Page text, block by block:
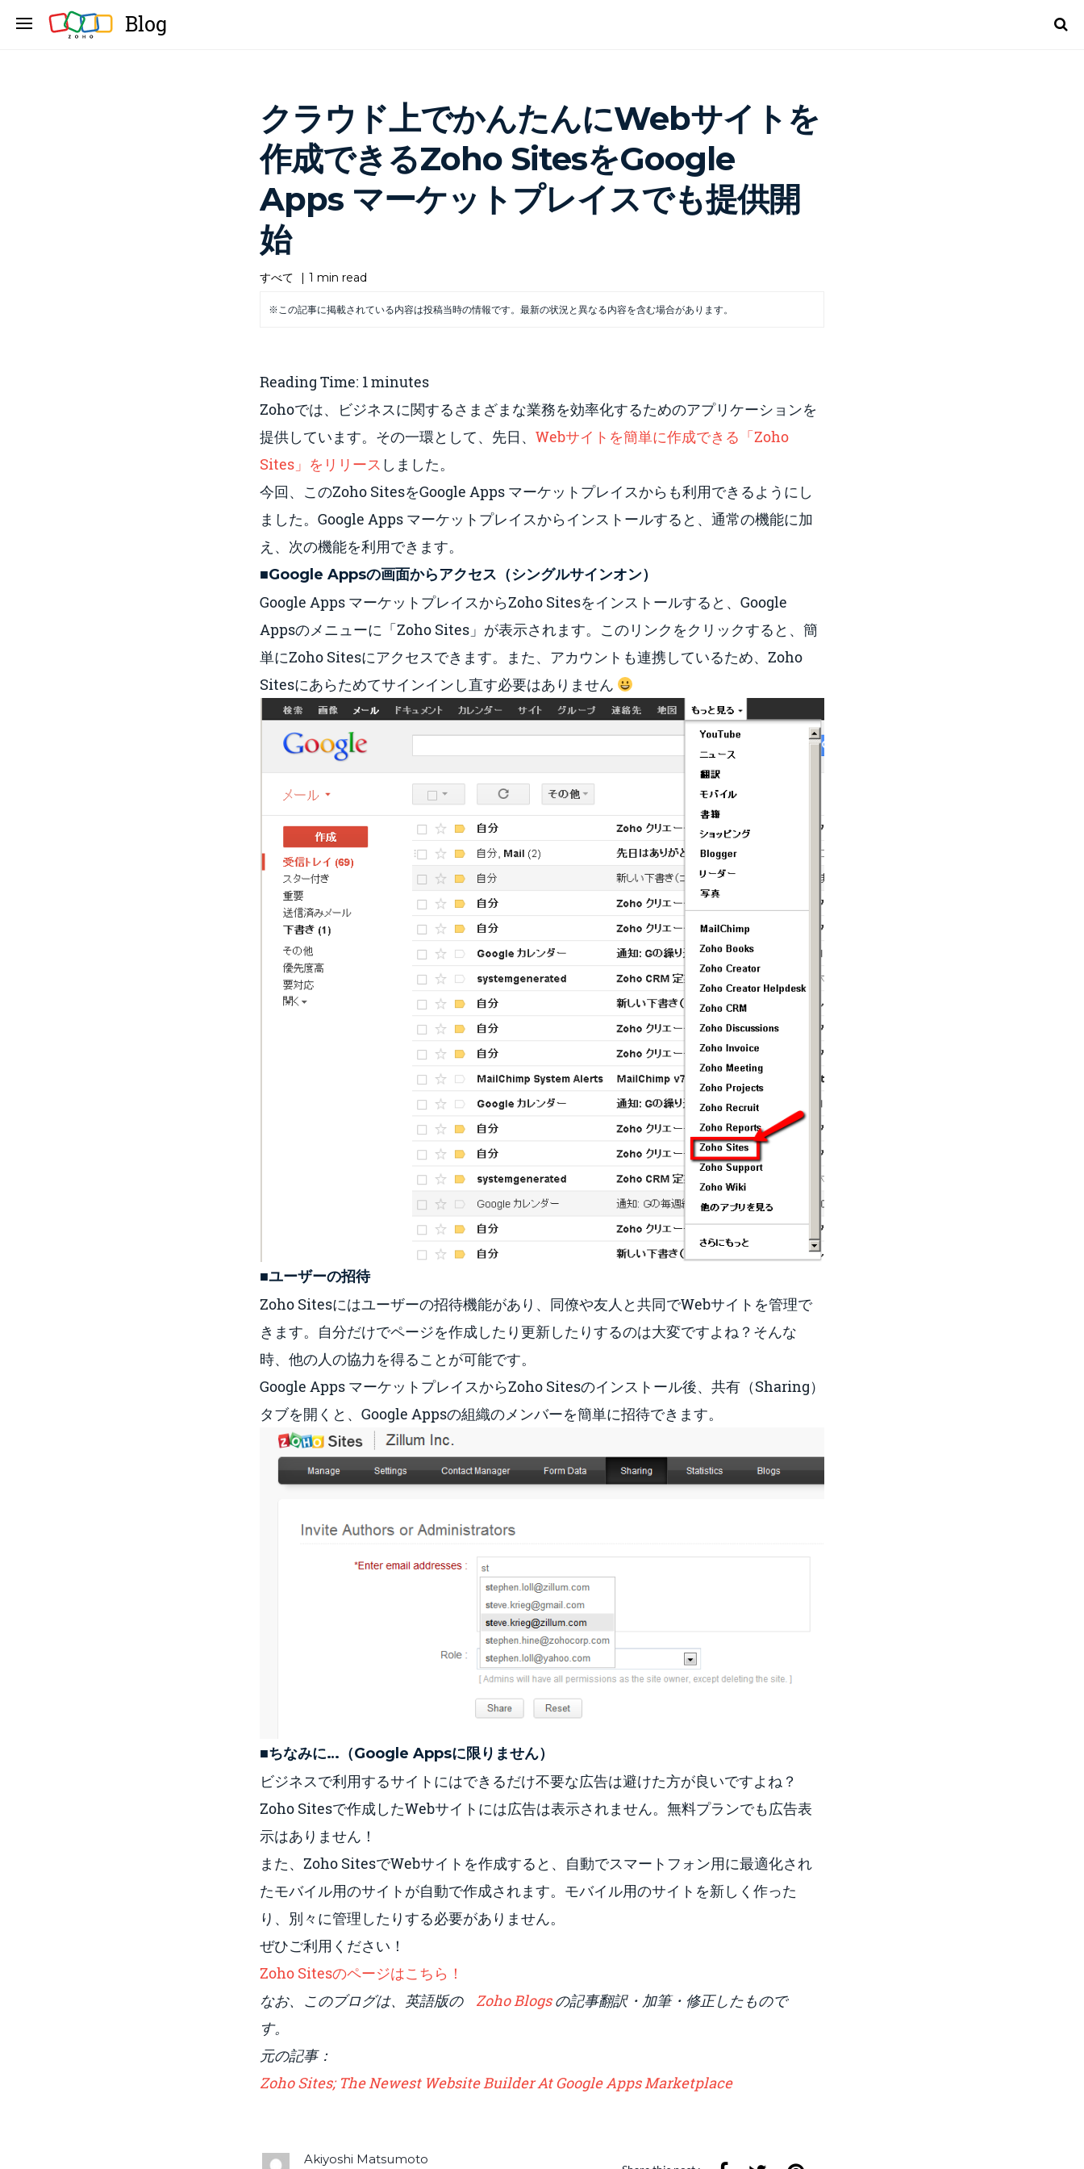
Blog
クラウド上でかんたんにWebサイトを
作成できるZoho SitesをGoogle
Apps マーケットプレイスでも提供開
始
すべて | 1 min read
※この記事に掲載されている内容は投稿当時の情報です。最新の状況と異なる内容を含む場合があります。
Reading Time: 1minutes
Zohoでは、ビジネスに関するさまざまな業務を効率化するためのアプリケーションを
提供しています。その一環として、先日、 Webサイトを簡単に作成できる「Zoho
Sites」をリリース しました。
今回、このZoho SitesをGoogle Apps マーケットプレイスからも利用できるようにし
ました。Google Apps マーケットプレイスからインストールすると、通常の機能に加
え、次の機能を利用できます。
■Google Appsの画面からアクセス（シングルサインオン）
Google Apps マーケットプレイスからZoho Sitesをインストールすると、Google
Appsのメニューに「Zoho Sites」が表示されます。このリンクをクリックすると、簡
単にZoho Sitesにアクセスできます。また、アカウントも連携しているため、Zoho
Sitesにあらためてサインインし直す必要はありません
■ユーザーの招待
Zoho Sitesにはユーザーの招待機能があり、同僚や友人と共同でWebサイトを管理で
きます。自分だけでページを作成したり更新したりするのは大変ですよね？そんな
時、他の人の協力を得ることが可能です。
Google Apps マーケットプレイスからZoho Sitesのインストール後、共有（Sharing）
タブを開くと、Google Appsの組織のメンバーを簡単に招待できます。
■ちなみに…（Google Appsに限りません）
ビジネスで利用するサイトにはできるだけ不要な広告は避けた方が良いですよね？
Zoho Sitesで作成したWebサイトには広告は表示されません。無料プランでも広告表
示はありません！
また、Zoho SitesでWebサイトを作成すると、自動でスマートフォン用に最適化され
たモバイル用のサイトが自動で作成されます。モバイル用のサイトを新しく作った
り、別々に管理したりする必要がありません。
ぜひご利用ください！
Zoho Sitesのページはこちら！
なお、このブログは、英語版の Zoho Blogsの記事翻訳・加筆・修正したもので
す。
元の記事：
Zoho Sites; The Newest Website Builder At Google Apps Marketplace
Akiyoshi Matsumoto